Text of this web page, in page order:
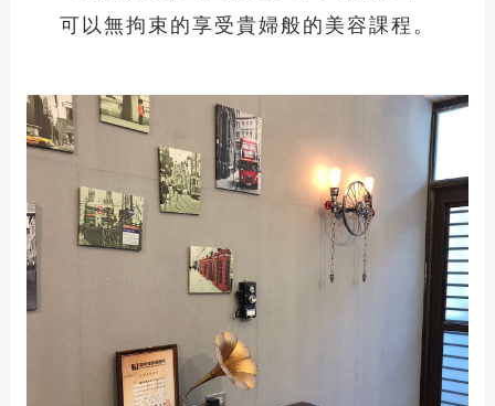
可以無拘束的享受貴婦般的美容課程。